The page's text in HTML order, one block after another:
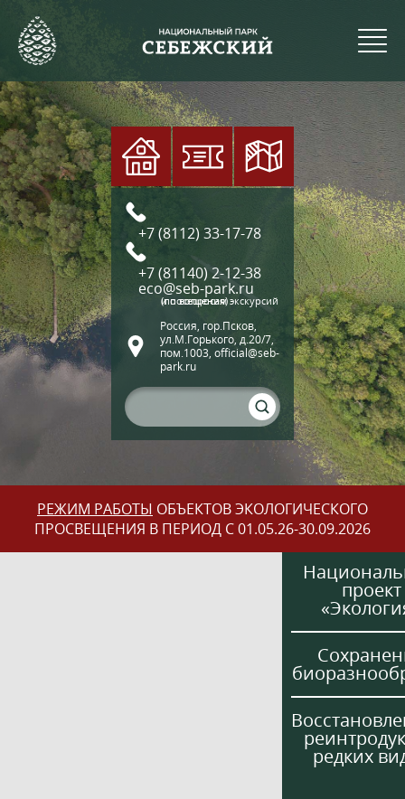
+7 (8112) 33-17-78
+7 (81140) 2-12-38
eco@seb-park.ru
(по вопросам экскурсий и посещения)
Россия, гор.Псков,
ул.М.Горького, д.20/7,
пом.1003, official@seb-
park.ru
РЕЖИМ РАБОТЫ ОБЪЕКТОВ ЭКОЛОГИЧЕСКОГО
ПРОСВЕЩЕНИЯ В ПЕРИОД С 01.05.26-30.09.2026
проект
редких